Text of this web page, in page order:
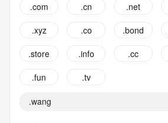
.com .cn .net
.xyz
.co .bond
.store
.info .cc
.fun
.tv
.wang